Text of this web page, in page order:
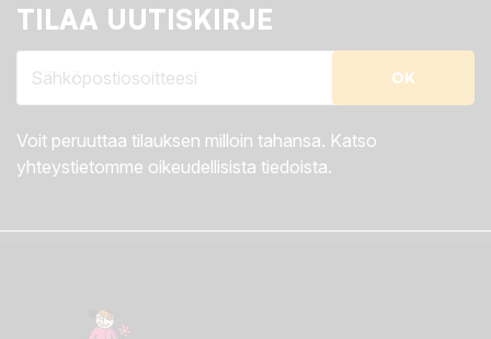
TILAA UUTISKIRJE
Voit peruuttaa tilauksen milloin tahansa. Katso
yhteystietomme oikeudellisista tiedoista.